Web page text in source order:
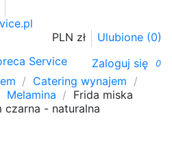
PLN zł
Ulubione (0)
Zaloguj się 0
Catering wynajem
Melamina
Frida miska
czarna - naturalna